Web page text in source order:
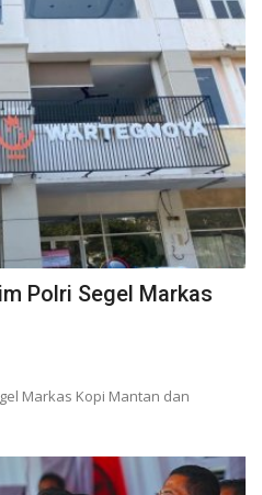
Polri Segel Markas
Markas Kopi Mantan dan